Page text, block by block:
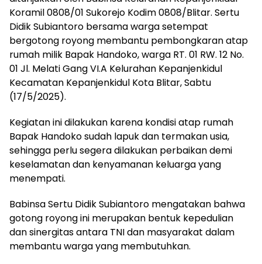
Koramil 0808/01 Sukorejo Kodim 0808/Blitar. Sertu
Didik Subiantoro bersama warga setempat
bergotong royong membantu pembongkaran atap
rumah milik Bapak Handoko, warga RT. 01 RW. 12 No.
01 Jl. Melati Gang VI.A Kelurahan Kepanjenkidul
Kecamatan Kepanjenkidul Kota Blitar, Sabtu
(17/5/2025).
Kegiatan ini dilakukan karena kondisi atap rumah
Bapak Handoko sudah lapuk dan termakan usia,
sehingga perlu segera dilakukan perbaikan demi
keselamatan dan kenyamanan keluarga yang
menempati.
Babinsa Sertu Didik Subiantoro mengatakan bahwa
gotong royong ini merupakan bentuk kepedulian
dan sinergitas antara TNI dan masyarakat dalam
membantu warga yang membutuhkan.